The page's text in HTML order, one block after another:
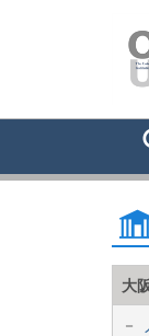
大